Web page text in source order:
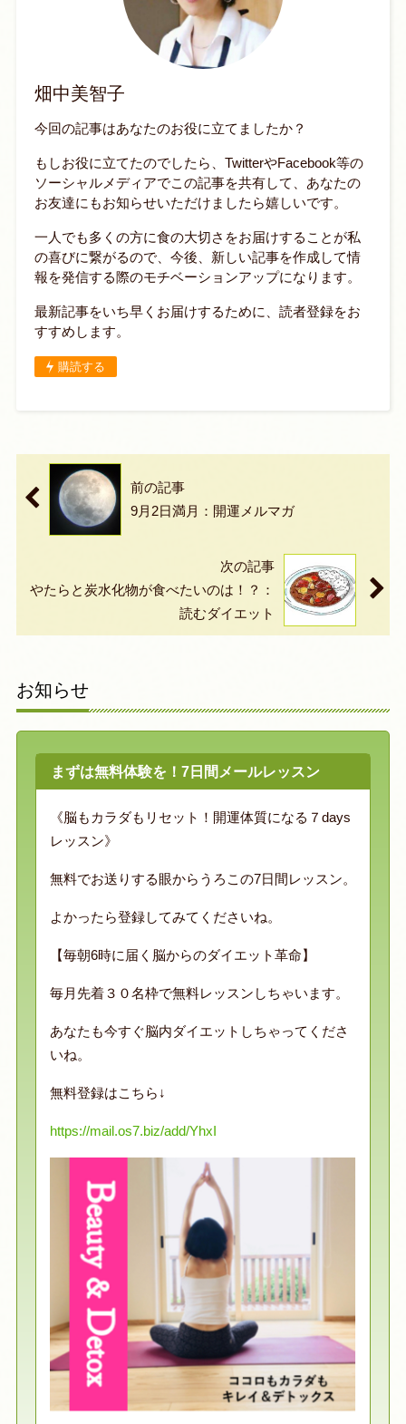
畑中美智子
今回の記事はあなたのお役に立てましたか？
もしお役に立てたのでしたら、TwitterやFacebook等の
ソーシャルメディアでこの記事を共有して、あなたの
お友達にもお知らせいただけましたら嬉しいです。
一人でも多くの方に食の大切さをお届けすることが私
の喜びに繋がるので、今後、新しい記事を作成して情
報を発信する際のモチベーションアップになります。
最新記事をいち早くお届けするために、読者登録をお
すすめします。
購読する
前の記事
9月2日満月：開運メルマガ
次の記事
やたらと炭水化物が食べたいのは！？：
読むダイエット
お知らせ
まずは無料体験を！7日間メールレッスン
《脳もカラダもリセット！開運体質になる７days
レッスン》
無料でお送りする眼からうろこの7日間レッスン。
よかったら登録してみてくださいね。
【毎朝6時に届く脳からのダイエット革命】
毎月先着３０名枠で無料レッスンしちゃいます。
あなたも今すぐ脳内ダイエットしちゃってくださ
いね。
無料登録はこちら↓
https://mail.os7.biz/add/YhxI